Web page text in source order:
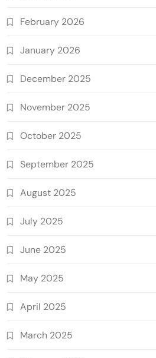
February 2026
January 2026
December 2025
November 2025
October 2025
September 2025
August 2025
July 2025
June 2025
May 2025
April 2025
March 2025